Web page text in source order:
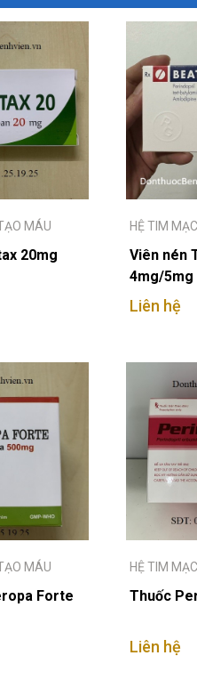
MÁU
20mg
HỆ TIM
Viên nén
4mg/5mg
Liên hệ
MÁU
Forte
HỆ TIM
Thuốc
Liên hệ